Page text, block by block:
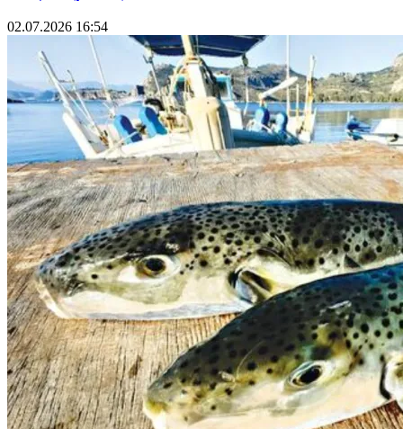
02.07.2026 16:54